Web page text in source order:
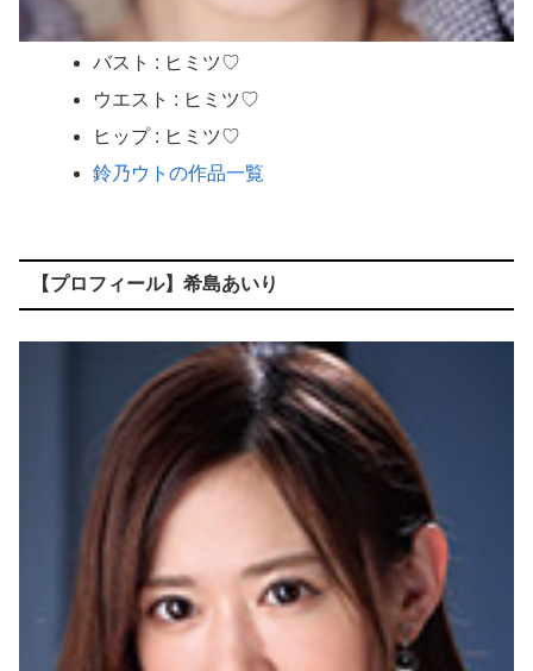
バスト : ヒミツ♡
ウエスト : ヒミツ♡
ヒップ : ヒミツ♡
鈴乃ウトの作品一覧
【プロフィール】希島あいり